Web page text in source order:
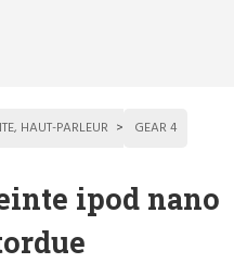
HAUT-PARLEUR GEAR 4
ipod nano